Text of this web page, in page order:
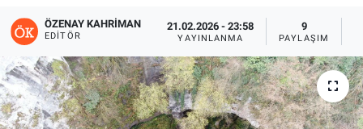
ÖZENAY KAHRIMAN
EDITÖR
21.02.2026 - 23:58
YAYINLANMA
9
PAYLAŞIM